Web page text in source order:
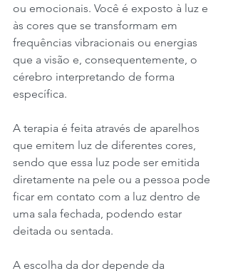
ou emocionais. Você é exposto à luz e
às cores que se transformam em
frequências vibracionais ou energias
que a visão e, consequentemente, o
cérebro interpretando de forma
específica.
A terapia é feita através de aparelhos
que emitem luz de diferentes cores,
sendo que essa luz pode ser emitida
diretamente na pele ou a pessoa pode
ficar em contato com a luz dentro de
uma sala fechada, podendo estar
deitada ou sentada.
A escolha da dor depende da